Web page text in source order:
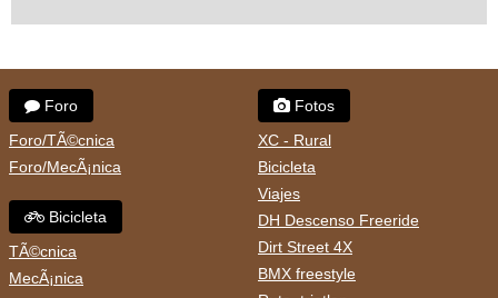
Foro
Foro/TÃ©cnica
Foro/MecÃ¡nica
Bicicleta
TÃ©cnica
MecÃ¡nica
Fotos
XC - Rural
Bicicleta
Viajes
DH Descenso Freeride
Dirt Street 4X
BMX freestyle